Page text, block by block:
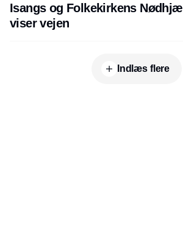
Isangs og Folkekirkens
viser vejen
Indlæs flere